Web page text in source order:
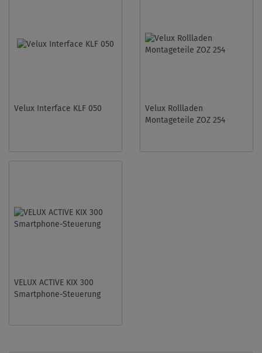
Velux Interface KLF 050
Velux Rollladen
Montageteile ZOZ 254
VELUX ACTIVE KIX 300
Smartphone-Steuerung